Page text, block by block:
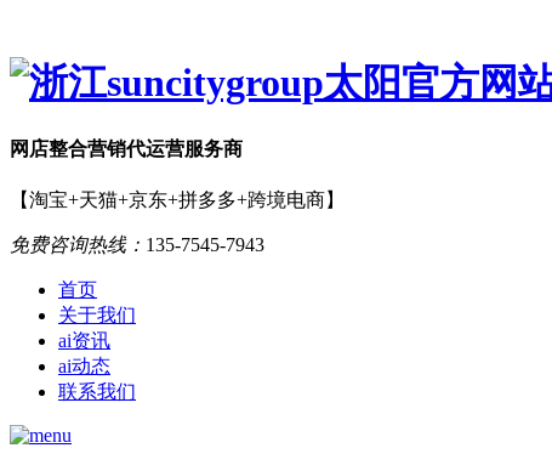
网店整合营销代运营服务商
【淘宝+天猫+京东+拼多多+跨境电商】
免费咨询热线： 135-7545-7943
首页
关于我们
ai资讯
ai动态
联系我们